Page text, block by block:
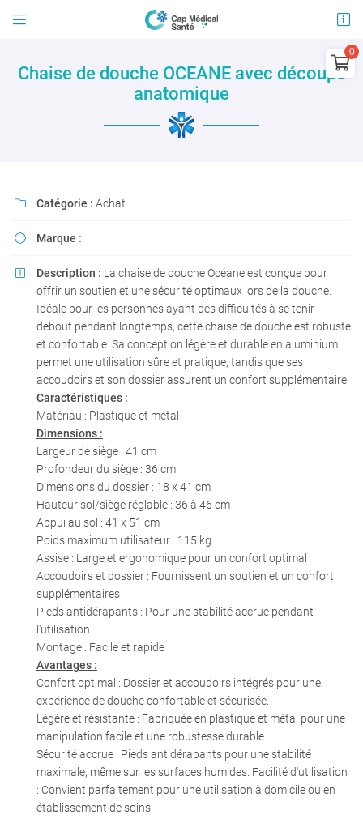
 
04 15 45 96 30

Voir notre sélection
VALIDER VOTRE PANIER
En cochant cette case, vous consentez à recevoir nos propositions commerciales à
l'adresse email indiqué ci-dessus. Vous pouvez vous désinscrire à tout moment en
utilisantle formulaire de désinscription
INSCRIPTION
Chaise de douche OCEANE avec découpe
anatomique
 Catégorie : Achat
 Marque :
 Description : La chaise de douche Océane est conçue pour
offrir un soutien et une sécurité optimaux lors de la douche.
Idéale pour les personnes ayant des difficultés à se tenir
debout pendant longtemps, cette chaise de douche est robuste
et confortable. Sa conception légère et durable en aluminium
permet une utilisation sûre et pratique, tandis que ses
accoudoirs et son dossier assurent un confort supplémentaire.
Caractéristiques :
Matériau : Plastique et métal
Dimensions :
Largeur de siège : 41 cm
Profondeur du siège : 36 cm
Dimensions du dossier : 18 x 41 cm
Hauteur sol/siège réglable : 36 à 46 cm
Appui au sol : 41 x 51 cm
Poids maximum utilisateur : 115 kg
Assise : Large et ergonomique pour un confort optimal
Accoudoirs et dossier : Fournissent un soutien et un confort
supplémentaires
Pieds antidérapants : Pour une stabilité accrue pendant
l'utilisation
Montage : Facile et rapide
Avantages :
Confort optimal : Dossier et accoudoirs intégrés pour une
expérience de douche confortable et sécurisée.
Légère et résistante : Fabriquée en plastique et métal pour une
manipulation facile et une robustesse durable.
Sécurité accrue : Pieds antidérapants pour une stabilité
maximale, même sur les surfaces humides. Facilité d'utilisation
: Convient parfaitement pour une utilisation à domicile ou en
établissement de soins.